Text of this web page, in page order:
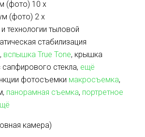
(фото) 10 x
(фото) 2 x
технологии тыловой
стабилизация
вспышка True Tone, крышка
стекла, ещё
фотосъемки макросъемка,
панорамная съемка, портретное
камера)